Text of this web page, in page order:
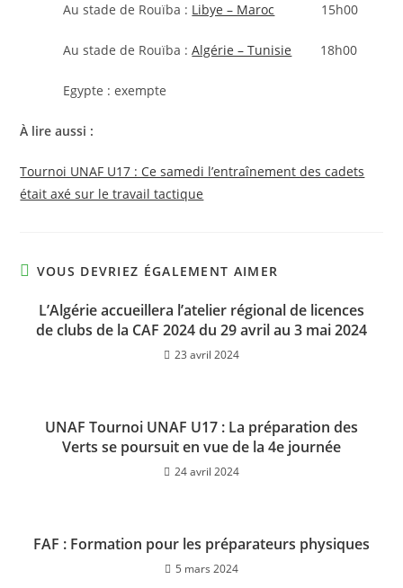
Au stade de Rouïba : Libye – Maroc 15h00
Au stade de Rouïba :Algérie – Tunisie 18h00
Egypte : exempte
À lire aussi :
Tournoi UNAF U17 : Ce samedi l’entraînement des cadets
était axé sur le travail tactique
VOUS DEVRIEZ ÉGALEMENT AIMER
L’Algérie accueillera l’atelier régional de licences
de clubs de la CAF 2024 du 29 avril au 3 mai 2024
23 avril 2024
UNAF Tournoi UNAF U17 : La préparation des
Verts se poursuit en vue de la 4e journée
24 avril 2024
FAF : Formation pour les préparateurs physiques
5 mars 2024